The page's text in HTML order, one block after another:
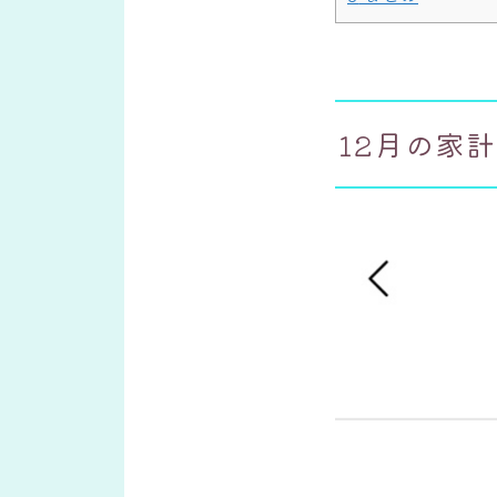
12月の家